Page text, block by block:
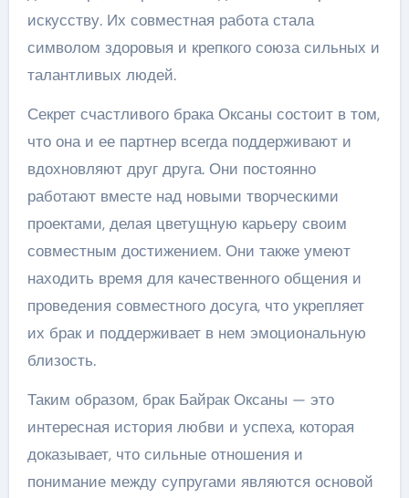
искусству. Их совместная работа стала
символом здоровыя и крепкого союза сильных и
талантливых людей.
Секрет счастливого брака Оксаны состоит в том,
что она и ее партнер всегда поддерживают и
вдохновляют друг друга. Они постоянно
работают вместе над новыми творческими
проектами, делая цветущную карьеру своим
совместным достижением. Они также умеют
находить время для качественного общения и
проведения совместного досуга, что укрепляет
их брак и поддерживает в нем эмоциональную
близость.
Таким образом, брак Байрак Оксаны — это
интересная история любви и успеха, которая
доказывает, что сильные отношения и
понимание между супругами являются основой